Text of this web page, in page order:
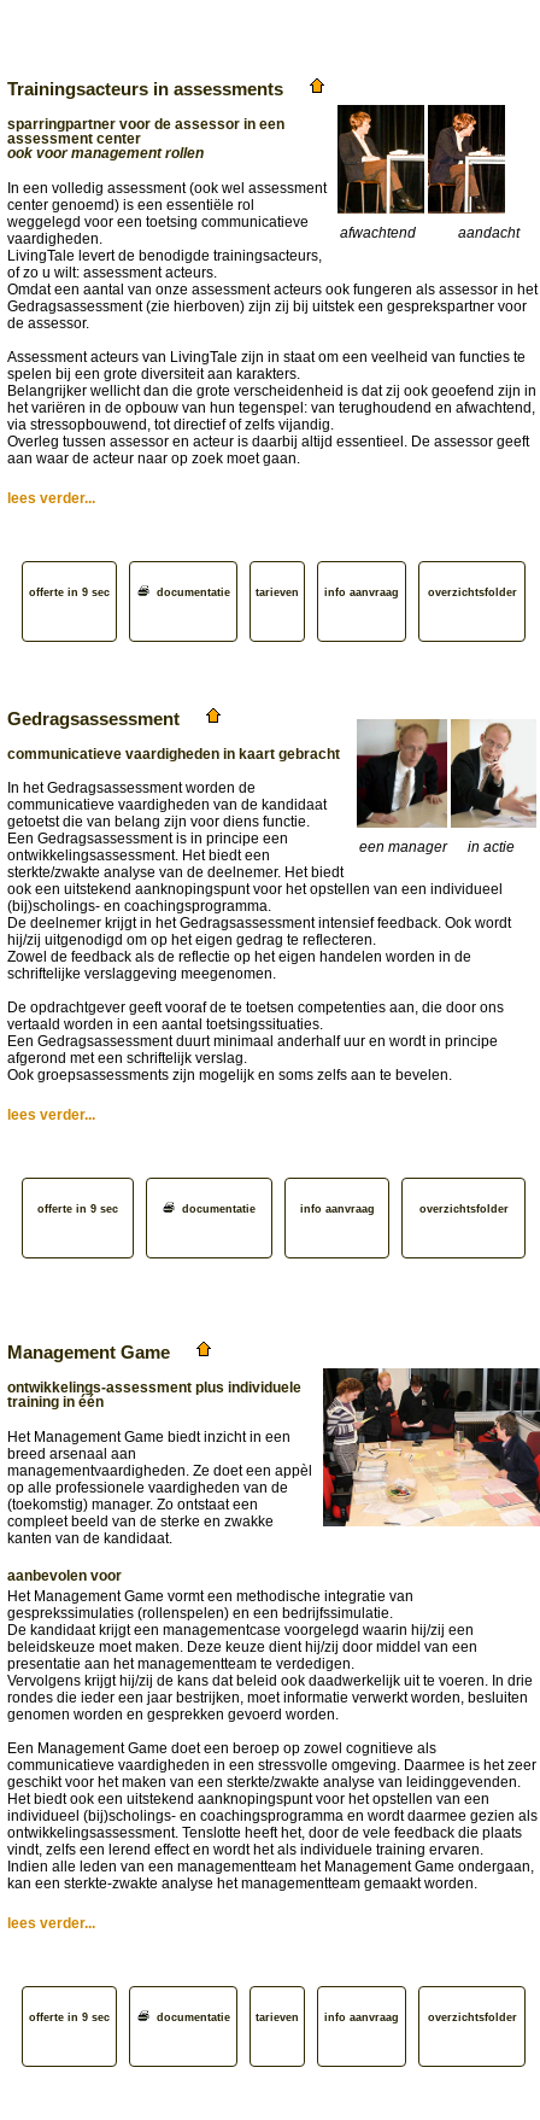
afwachtend aandacht
Trainingsacteurs in assessments
sparringpartner voor de assessor in een
assessment center
ook voor management rollen
In een volledig assessment (ook wel assessment
center genoemd) is een essentiële rol
weggelegd voor een toetsing communicatieve
vaardigheden.
LivingTale levert de benodigde trainingsacteurs,
of zo u wilt: assessment acteurs.
Omdat een aantal van onze assessment acteurs ook fungeren als assessor in het
Gedragsassessment (zie hierboven) zijn zij bij uitstek een gesprekspartner voor
de assessor.
Assessment acteurs van LivingTale zijn in staat om een veelheid van functies te
spelen bij een grote diversiteit aan karakters.
Belangrijker wellicht dan die grote verscheidenheid is dat zij ook geoefend zijn in
het variëren in de opbouw van hun tegenspel: van terughoudend en afwachtend,
via stressopbouwend, tot directief of zelfs vijandig.
Overleg tussen assessor en acteur is daarbij altijd essentieel. De assessor geeft
aan waar de acteur naar op zoek moet gaan.
lees verder...
offerte in 9 sec documentatie tarieven info aanvraag overzichtsfolder
een manager in actie
Gedragsassessment
communicatieve vaardigheden in kaart gebracht
In het Gedragsassessment worden de
communicatieve vaardigheden van de kandidaat
getoetst die van belang zijn voor diens functie.
Een Gedragsassessment is in principe een
ontwikkelingsassessment. Het biedt een
sterkte/zwakte analyse van de deelnemer. Het biedt
ook een uitstekend aanknopingspunt voor het opstellen van een individueel
(bij)scholings- en coachingsprogramma.
De deelnemer krijgt in het Gedragsassessment intensief feedback. Ook wordt
hij/zij uitgenodigd om op het eigen gedrag te reflecteren.
Zowel de feedback als de reflectie op het eigen handelen worden in de
schriftelijke verslaggeving meegenomen.
De opdrachtgever geeft vooraf de te toetsen competenties aan, die door ons
vertaald worden in een aantal toetsingssituaties.
Een Gedragsassessment duurt minimaal anderhalf uur en wordt in principe
afgerond met een schriftelijk verslag.
Ook groepsassessments zijn mogelijk en soms zelfs aan te bevelen.
lees verder...
offerte in 9 sec documentatie info aanvraag overzichtsfolder
Management Game
ontwikkelings-assessment plus individuele
training in één
Het Management Game biedt inzicht in een
breed arsenaal aan
managementvaardigheden. Ze doet een appèl
op alle professionele vaardigheden van de
(toekomstig) manager. Zo ontstaat een
compleet beeld van de sterke en zwakke
kanten van de kandidaat.
aanbevolen voor
Het Management Game vormt een methodische integratie van
gesprekssimulaties (rollenspelen) en een bedrijfssimulatie.
De kandidaat krijgt een managementcase voorgelegd waarin hij/zij een
beleidskeuze moet maken. Deze keuze dient hij/zij door middel van een
presentatie aan het managementteam te verdedigen.
Vervolgens krijgt hij/zij de kans dat beleid ook daadwerkelijk uit te voeren. In drie
rondes die ieder een jaar bestrijken, moet informatie verwerkt worden, besluiten
genomen worden en gesprekken gevoerd worden.
Een Management Game doet een beroep op zowel cognitieve als
communicatieve vaardigheden in een stressvolle omgeving. Daarmee is het zeer
geschikt voor het maken van een sterkte/zwakte analyse van leidinggevenden.
Het biedt ook een uitstekend aanknopingspunt voor het opstellen van een
individueel (bij)scholings- en coachingsprogramma en wordt daarmee gezien als
ontwikkelingsassessment. Tenslotte heeft het, door de vele feedback die plaats
vindt, zelfs een lerend effect en wordt het als individuele training ervaren.
Indien alle leden van een managementteam het Management Game ondergaan,
kan een sterkte-zwakte analyse het managementteam gemaakt worden.
lees verder...
offerte in 9 sec documentatie tarieven info aanvraag overzichtsfolder